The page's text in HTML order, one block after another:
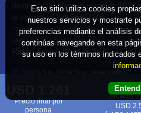
Precio final por
persona
Total 2
en Hab.
USD
dentro de un plazo máximo de 10
la compra. (Disp.954/2025)
*Según decreto 809/2024 las tarifas aéreas
compañía aérea informada antes de la
Razón Social: Brenton S.R.L. |
Defensa del consumidor. Para
Denuncia contra una agencia. Para
Este sitio utiliza cookies
nuestros servicios y mostrarte
preferencias mediante el análisis
continúas navegando en esta
su uso en los términos indicados